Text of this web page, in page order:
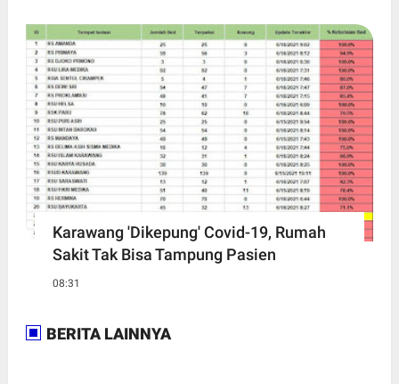
Karawang 'Dikepung' Covid-19, Rumah
Sakit Tak Bisa Tampung Pasien
08:31
BERITA LAINNYA